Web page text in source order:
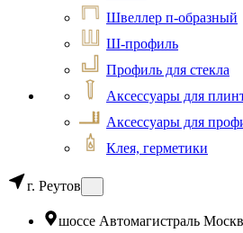
Швеллер п-образный
Ш-профиль
Профиль для стекла
Аксессуары для
Аксессуары для
Клея, герметики
г. Реутов
шоссе Автомагистраль